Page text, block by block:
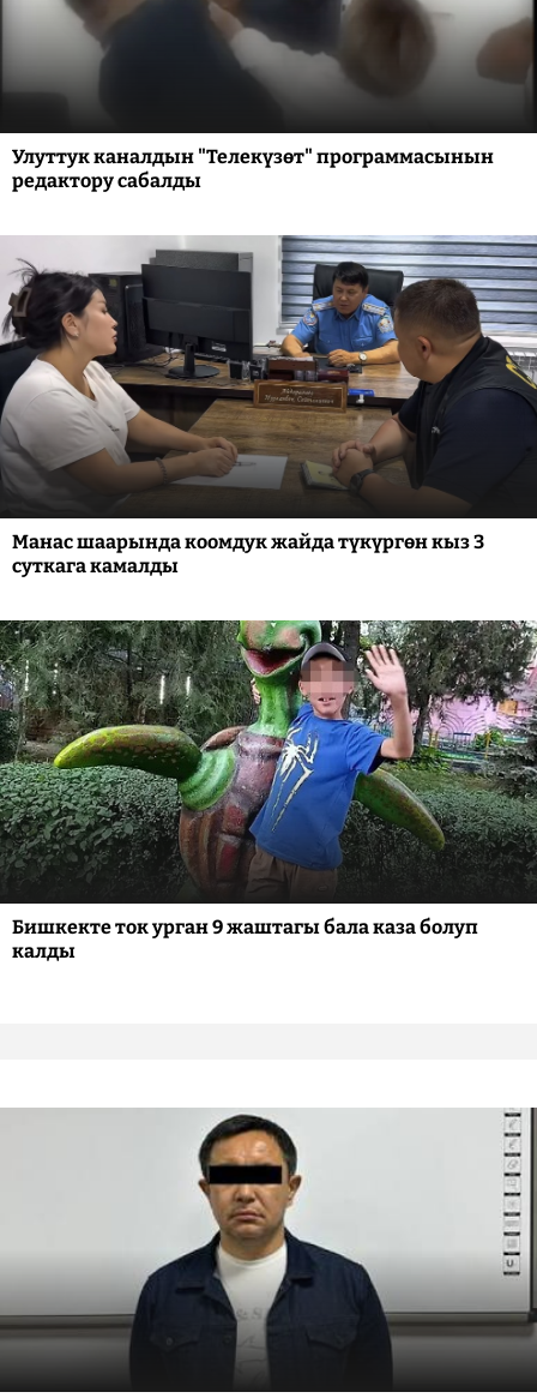
Улуттук каналдын "Телекүзөт" программасынын
редактору сабалды
Манас шаарында коомдук жайда түкүргөн кыз 3
суткага камалды
Бишкекте ток урган 9 жаштагы бала каза болуп
калды